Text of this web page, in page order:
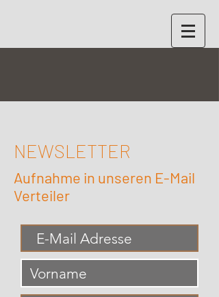
NEWSLETTER
Aufnahme in unseren E-Mail
Verteiler